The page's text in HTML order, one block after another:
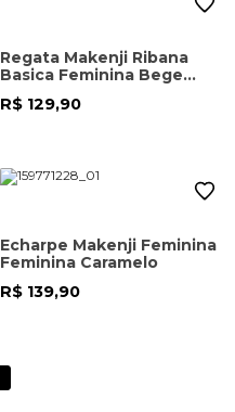
Regata Makenji Ribana
Basica Feminina Bege
Escuro
R$ 129,90
Echarpe Makenji Feminina
Feminina Caramelo
R$ 139,90